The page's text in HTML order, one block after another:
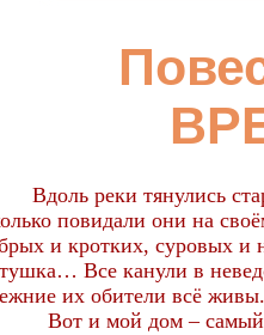
Вдоль реки тянулись
повидали они на
и кротких, суровых и
Все канули в
их обители всё живы.
Вот и мой дом –